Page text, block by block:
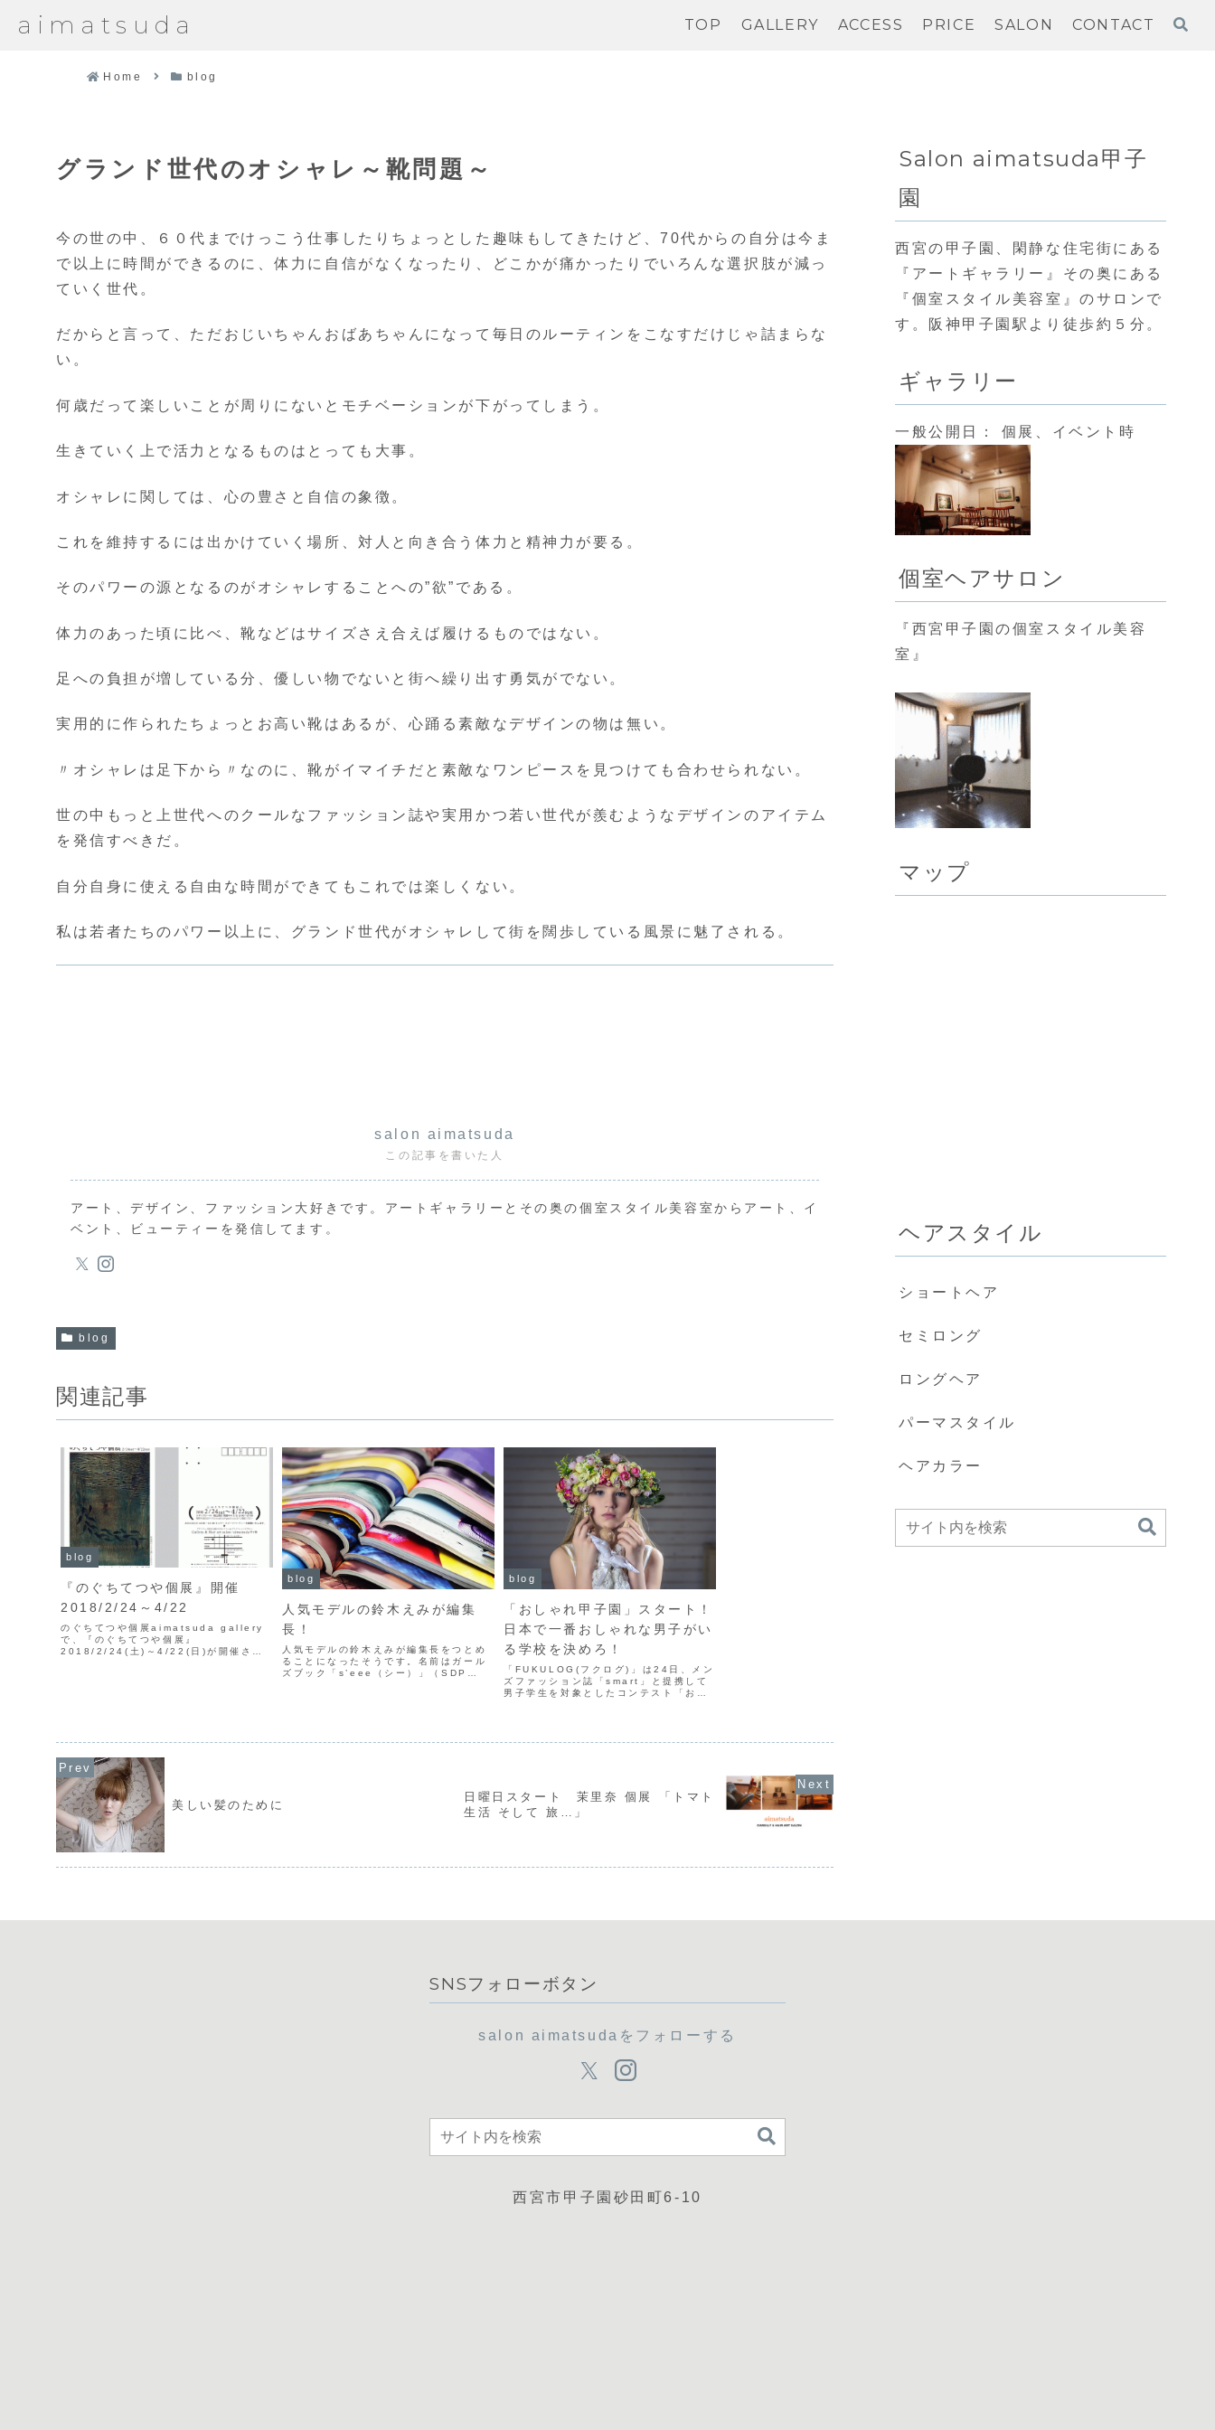
aimatsuda TOP GALLERY ACCESS PRICE SALON CONTACT
Home blog
グランド世代のオシャレ～靴問題～
今の世の中、６０代までけっこう仕事したりちょっとした趣味もしてきたけど、70代からの自分は今ま
で以上に時間ができるのに、体力に自信がなくなったり、どこかが痛かったりでいろんな選択肢が減っ
ていく世代。
だからと言って、ただおじいちゃんおばあちゃんになって毎日のルーティンをこなすだけじゃ詰まらな
い。
何歳だって楽しいことが周りにないとモチベーションが下がってしまう。
生きていく上で活力となるものはとっても大事。
オシャレに関しては、心の豊さと自信の象徴。
これを維持するには出かけていく場所、対人と向き合う体力と精神力が要る。
そのパワーの源となるのがオシャレすることへの”欲”である。
体力のあった頃に比べ、靴などはサイズさえ合えば履けるものではない。
足への負担が増している分、優しい物でないと街へ繰り出す勇気がでない。
実用的に作られたちょっとお高い靴はあるが、心踊る素敵なデザインの物は無い。
〃オシャレは足下から〃なのに、靴がイマイチだと素敵なワンピースを見つけても合わせられない。
世の中もっと上世代へのクールなファッション誌や実用かつ若い世代が羨むようなデザインのアイテム
を発信すべきだ。
自分自身に使える自由な時間ができてもこれでは楽しくない。
私は若者たちのパワー以上に、グランド世代がオシャレして街を闊歩している風景に魅了される。
salon aimatsuda
この記事を書いた人
アート、デザイン、ファッション大好きです。アートギャラリーとその奥の個室スタイル美容室からアート、イ
ベント、ビューティーを発信してます。
blog
関連記事
blog
『のぐちてつや個展』開催
2018/2/24～4/22
のぐちてつや個展aimatsuda gallery
で、『のぐちてつや個展』
2018/2/24(土)～4/22(日)が開催され
blog
人気モデルの鈴木えみが編集
長！
人気モデルの鈴木えみが編集長をつとめ
ることになったそうです。名前はガール
ズブック「s’eee（シー）」（SDP
blog
「おしゃれ甲子園」スタート！
日本で一番おしゃれな男子がい
る学校を決めろ！
「FUKULOG(フクログ)」は24日、メン
ズファッション誌「smart」と提携して
男子学生を対象としたコンテスト「おし
よると、FUKU...
美しい髪のために
日曜日スタート 茉里奈 個展 「トマト
生活 そして 旅…」
Salon aimatsuda甲子
園
西宮の甲子園、閑静な住宅街にある
『アートギャラリー』その奥にある
『個室スタイル美容室』のサロンで
す。阪神甲子園駅より徒歩約５分。
ギャラリー
一般公開日： 個展、イベント時
個室ヘアサロン
『西宮甲子園の個室スタイル美容
室』
マップ
ヘアスタイル
ショートヘア
セミロング
ロングヘア
パーマスタイル
ヘアカラー
SNSフォローボタン
salon aimatsudaをフォローする
西宮市甲子園砂田町6-10